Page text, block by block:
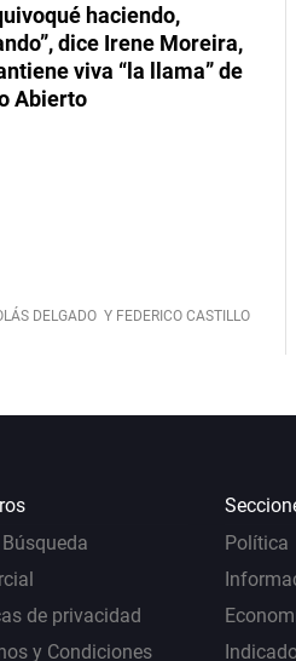
haciendo,
dice Irene Moreira,
viva “la llama” de
Abierto
DELGADO Y FEDERICO CASTILLO
de privacidad
y Condiciones
Política